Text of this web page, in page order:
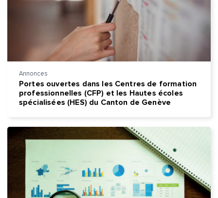
Annonces
Portes ouvertes dans les Centres de formation
professionnelles (CFP) et les Hautes écoles
spécialisées (HES) du Canton de Genève